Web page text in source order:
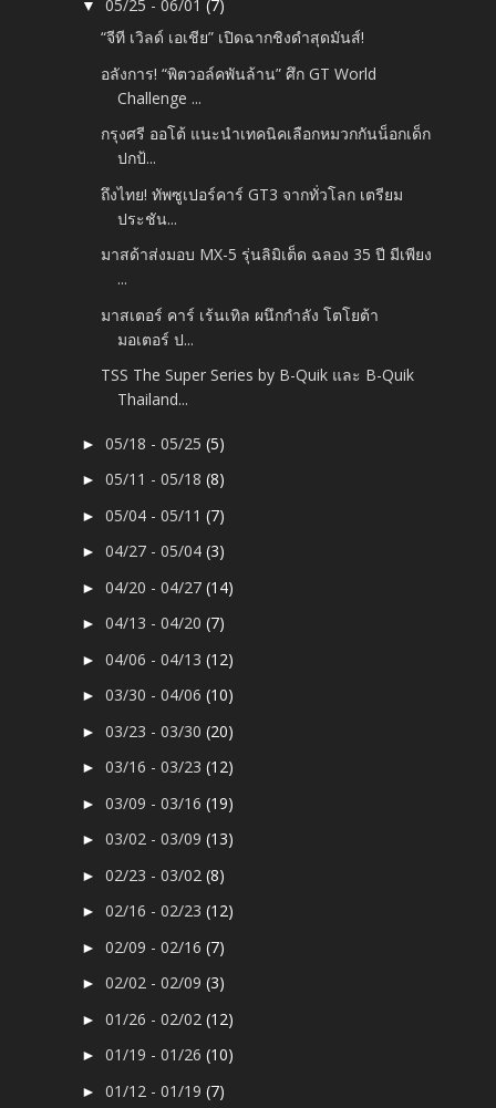
▼05/25 - 06/01(7)
“จีที เวิลด์ เอเชีย” เปิดฉากชิงดำสุดมันส์!
อลังการ! “พิตวอล์คพันล้าน” ศึก GT World
Challenge ...
กรุงศรี ออโต้ แนะนำเทคนิคเลือกหมวกกันน็อกเด็ก
ปกป้...
ถึงไทย! ทัพซูเปอร์คาร์ GT3 จากทั่วโลก เตรียม
ประชัน...
มาสด้าส่งมอบ MX-5 รุ่นลิมิเต็ด ฉลอง 35 ปี มีเพียง
...
มาสเตอร์ คาร์ เร้นเทิล ผนึกกำลัง โตโยต้า
มอเตอร์ ป...
TSS The Super Series by B-Quik และ B-Quik
Thailand...
►05/18 - 05/25(5)
►05/11 - 05/18(8)
►05/04 - 05/11(7)
►04/27 - 05/04(3)
►04/20 - 04/27(14)
►04/13 - 04/20(7)
►04/06 - 04/13(12)
►03/30 - 04/06(10)
►03/23 - 03/30(20)
►03/16 - 03/23(12)
►03/09 - 03/16(19)
►03/02 - 03/09(13)
►02/23 - 03/02(8)
►02/16 - 02/23(12)
►02/09 - 02/16(7)
►02/02 - 02/09(3)
►01/26 - 02/02(12)
►01/19 - 01/26(10)
►01/12 - 01/19(7)